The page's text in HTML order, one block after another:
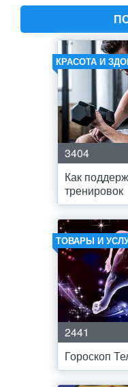
КРАСОТА И
3404
Как
тренировок
ТОВАРЫ И
2441
Гороскоп